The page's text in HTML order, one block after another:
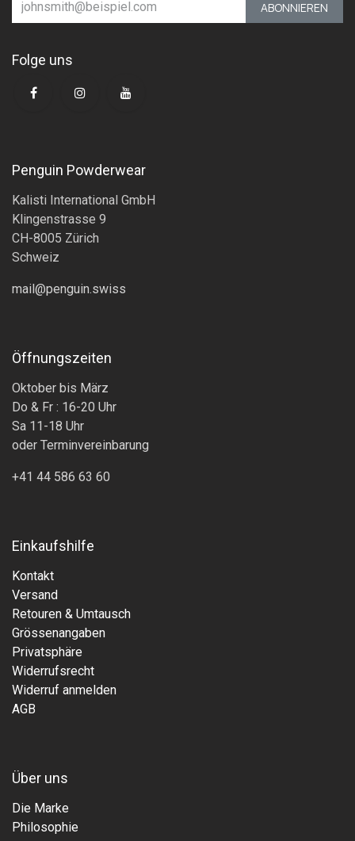
ABONNIEREN
Folge uns
Penguin Powderwear
Kalisti International GmbH
Klingenstrasse 9
CH-8005 Zürich
Schweiz
mail@penguin.swiss
Öffnungszeiten
Oktober bis März
Do & Fr : 16-20 Uhr
Sa 11-18 Uhr
oder Terminvereinbarung
+41 44 586 63 60
Einkaufshilfe
Kontakt
Versand
Retouren & Umtausch
Grössenangaben
Privatsphäre
Widerrufsrecht
Widerruf anmelden
AGB
Über uns
Die Marke
Philosophie